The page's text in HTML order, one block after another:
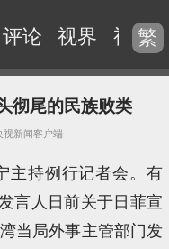
评论 视界 视频
繁
彻尾的民族败类
视新闻客户端
主持例行记者会。有
言人日前关于日菲宣
当局外事主管部门发